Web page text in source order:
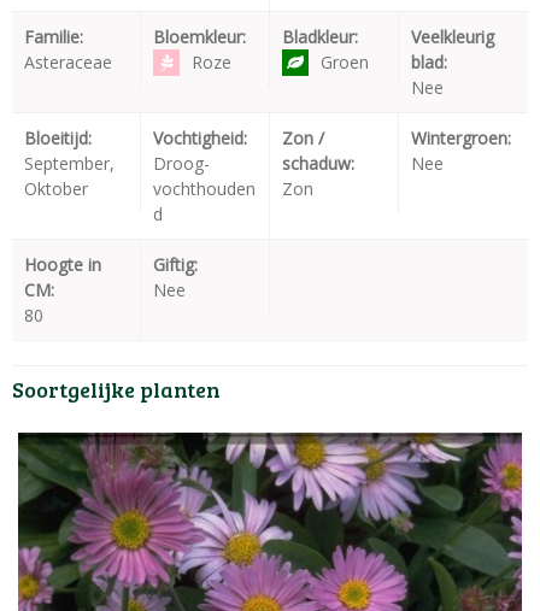
Familie:
Asteraceae
Bloemkleur:
Roze
Bladkleur:
Groen
Veelkleurig
blad:
Nee
Bloeitijd:
September,
Oktober
Vochtigheid:
Droog-
vochthouden
d
Zon /
schaduw:
Zon
Wintergroen:
Nee
Hoogte in
CM:
80
Giftig:
Nee
Soortgelijke planten